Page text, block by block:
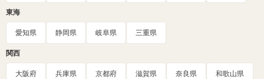
東海
愛知県 静岡県 岐阜県 三重県
関西
大阪府 兵庫県 京都府 滋賀県 奈良県 和歌山県